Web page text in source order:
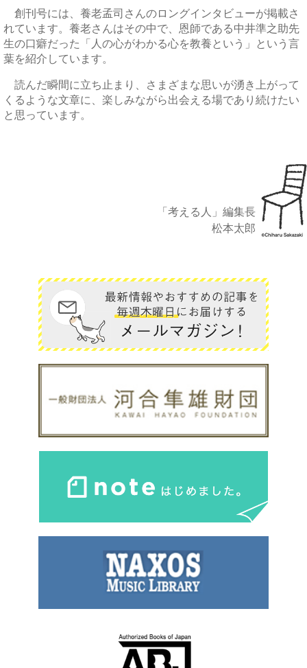
創刊号には、養老孟司さんのロングインタビューが掲載さ
れています。養老さんはその中で、恩師である中井準之助先
生の口癖だった「人の心がわかる心を教養という」という言
葉を紹介しています。
読んだ瞬間に立ち止まり、さまざまな思いが湧き上がって
くるような文章に、楽しみながら出会える場であり続けたい
と思っています。
「考える人」編集長
松本太郎